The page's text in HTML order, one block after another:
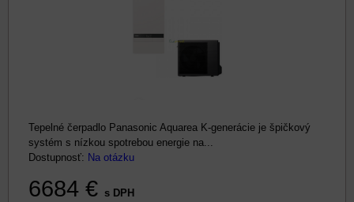
Tepelné čerpadlo Panasonic Aquarea K-generácie je špičkový
systém s nízkou spotrebou energie na...
Dostupnosť: Na otázku
6684 € s DPH